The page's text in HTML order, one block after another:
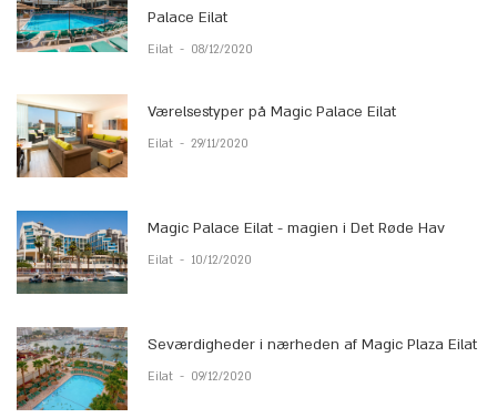
Palace Eilat
Eilat - 08/12/2020
Værelsestyper på Magic Palace Eilat
Eilat - 29/11/2020
Magic Palace Eilat - magien i Det Røde Hav
Eilat - 10/12/2020
Seværdigheder i nærheden af ​​Magic Plaza Eilat
Eilat - 09/12/2020